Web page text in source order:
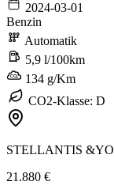
2024-03-01
Benzin
Automatik
5,9 l/100km
134 g/Km
CO2-Klasse: D
STELLANTIS
21.880 €